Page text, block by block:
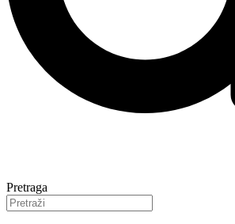
Pretraga